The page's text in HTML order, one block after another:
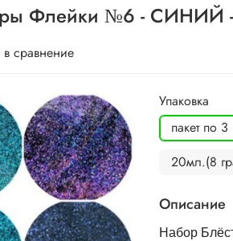
Флейки №6 - СИНИЙ
сравнение
Упаковка
пакет по
20мл.(8
Описание
Набор